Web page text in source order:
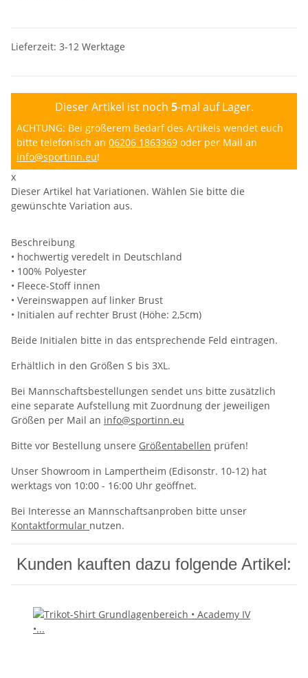
Lieferzeit: 3-12 Werktage
Dieser Artikel ist noch 5-mal auf Lager.
ACHTUNG: Bei größerem Bedarf des Artikels wendet euch
bitte telefonisch an 06206 1863969 oder per Mail an
info@sportinn.eu!
x
Dieser Artikel hat Variationen. Wählen Sie bitte die
gewünschte Variation aus.
Beschreibung
• hochwertig veredelt in Deutschland
• 100% Polyester
• Fleece-Stoff innen
• Vereinswappen auf linker Brust
• Initialen auf rechter Brust (Höhe: 2,5cm)
Beide Initialen bitte in das entsprechende Feld eintragen.
Erhältlich in den Größen S bis 3XL.
Bei Mannschaftsbestellungen sendet uns bitte zusätzlich
eine separate Aufstellung mit Zuordnung der jeweiligen
Größen per Mail an info@sportinn.eu
Bitte vor Bestellung unsere Größentabellen prüfen!
Unser Showroom in Lampertheim (Edisonstr. 10-12) hat
werktags von 10:00 - 16:00 Uhr geöffnet.
Bei Interesse an Mannschaftsanproben bitte unser
Kontaktformular nutzen.
Kunden kauften dazu folgende Artikel: